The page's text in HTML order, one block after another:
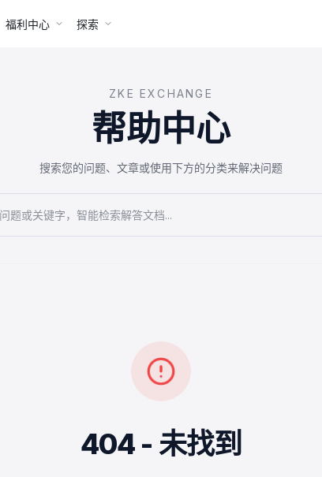
福利中心 探索
ZKE EXCHANGE
帮助中心
搜索您的问题、文章或使用下方的分类来解决问题
404 - 未找到